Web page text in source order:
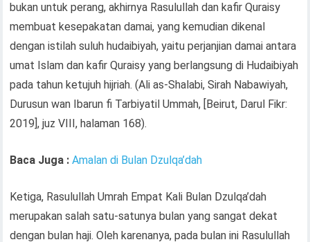
bukan untuk perang, akhirnya Rasulullah dan kafir Quraisy
membuat kesepakatan damai, yang kemudian dikenal
dengan istilah suluh hudaibiyah, yaitu perjanjian damai antara
umat Islam dan kafir Quraisy yang berlangsung di Hudaibiyah
pada tahun ketujuh hijriah. (Ali as-Shalabi, Sirah Nabawiyah,
Durusun wan Ibarun fi Tarbiyatil Ummah, [Beirut, Darul Fikr:
2019], juz VIII, halaman 168).
Baca Juga :Amalan di Bulan Dzulqa’dah
Ketiga, Rasulullah Umrah Empat Kali Bulan Dzulqa’dah
merupakan salah satu-satunya bulan yang sangat dekat
dengan bulan haji. Oleh karenanya, pada bulan ini Rasulullah